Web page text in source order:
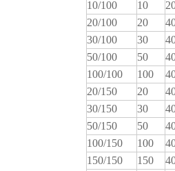
10/100
10
20/100
20
30/100
30
50/100
50
100/100
100
20/150
20
30/150
30
50/150
50
100/150
100
150/150
150